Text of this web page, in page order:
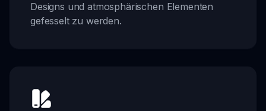
Designs und atmosphärischen Elementen
gefesselt zu werden.